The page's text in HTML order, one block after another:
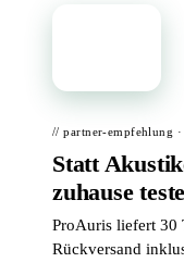
// partner-empfehlung
Statt
zuhause
ProAuris liefert 30
Rückversand